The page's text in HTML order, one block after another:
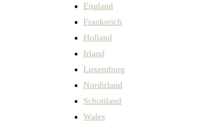
England
Frankreich
Holland
Irland
Luxemburg
Nordirland
Schottland
Wales